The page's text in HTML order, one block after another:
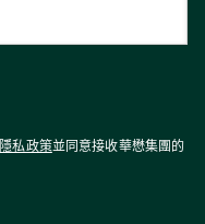
隱私政策並同意接收華懋集團的